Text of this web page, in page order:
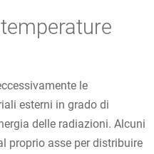
le
esterni in grado di
delle radiazioni. Alcuni
proprio asse per distribuire